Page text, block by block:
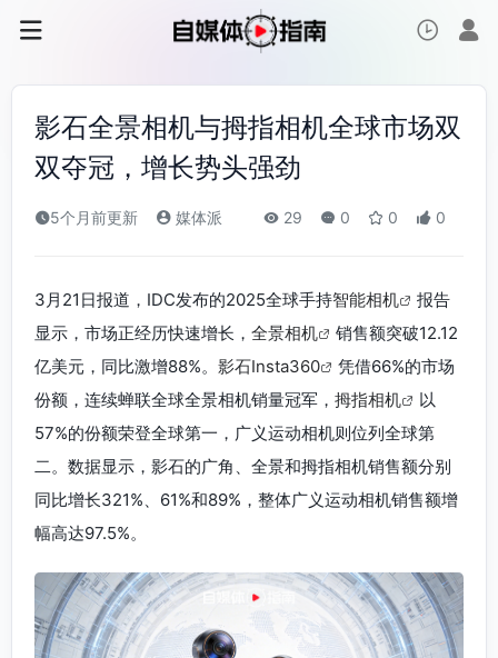
影石全景相机与拇指相机全球市场双
双夺冠，增长势头强劲
5个月前更新 媒体派 29 0 0 0
3月21日报道，IDC发布的2025全球手持智能相机
报告
显示，市场正经历快速增长， 全景相机
销售额突破12.12
亿美元，同比激增88%。 影石Insta360
凭借66%的市场
份额，连续蝉联全球全景相机销量冠军， 拇指相机
以
57%的份额荣登全球第一，广义运动相机则位列全球第
二。数据显示，影石的广角、全景和拇指相机销售额分别
同比增长321%、61%和89%，整体广义运动相机销售额增
幅高达97.5%。